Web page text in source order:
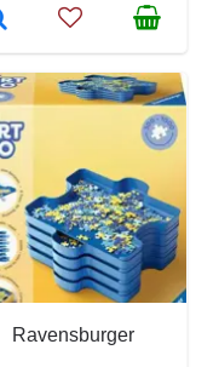
Ravensburger